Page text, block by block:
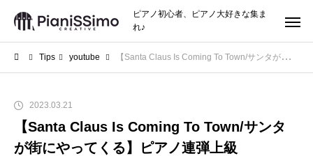
ピアノ初心者、ピアノ大好きな集ま
れ♪
Tips youtube 【Santa Claus Is Coming To Town/サンタが街にやってくる】ピアノ連弾上級
2023.03.21
【Santa Claus Is Coming To Town/サンタ
が街にやってくる】ピアノ連弾上級